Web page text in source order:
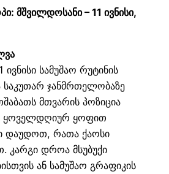
მშვილდოსანი – 11 ივნისი,
სამუშაო რუტინის
საკუთარ ჯანმრთელობაზე
მთვარის პოზიცია
ყოველდღიურ ყოფით
დაუდოთ, რათა ქაოსი
კარგი დროა მსუბუქი
ან სამუშაო გრაფიკის